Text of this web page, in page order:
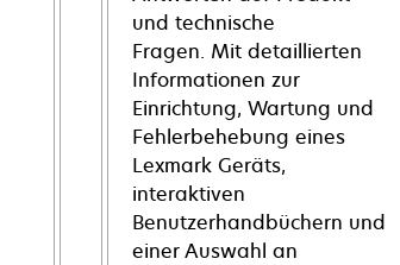
und technische
Fragen. Mit detaillierten
Informationen zur
Einrichtung, Wartung und
Fehlerbehebung eines
Lexmark Geräts,
interaktiven
Benutzerhandbüchern und
einer Auswahl an